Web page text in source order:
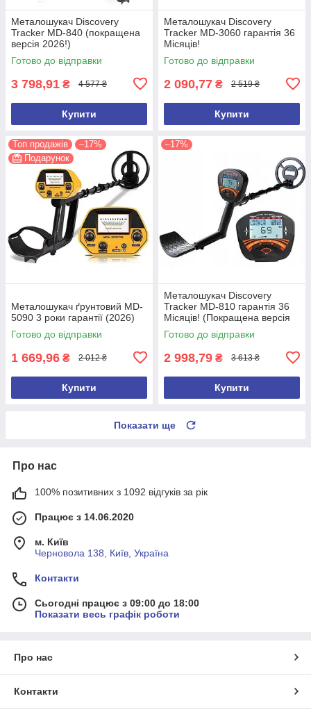
Металошукач Discovery
Tracker MD-840 (покращена
версія 2026!)
Готово до відправки
3 798,91 ₴ 4 577 ₴
Купити
Металошукач Discovery
Tracker MD-3060 гарантія 36
Місяців!
Готово до відправки
2 090,77 ₴ 2 519 ₴
Купити
Топ продажів
–17%
Подарунок
Металошукач ґрунтовий MD-
5090 3 роки гарантії (2026)
Готово до відправки
1 669,96 ₴ 2 012 ₴
Купити
–17%
Металошукач Discovery
Tracker MD-810 гарантія 36
Місяців! (Покращена версія
2026 року)
Готово до відправки
2 998,79 ₴ 3 613 ₴
Купити
Показати ще
Про нас
100% позитивних з 1092 відгуків за рік
Працює з 14.06.2020
м. Київ
Черновола 138, Київ, Україна
Контакти
Сьогодні працює з 09:00 до 18:00
Показати весь графік роботи
Про нас
Контакти